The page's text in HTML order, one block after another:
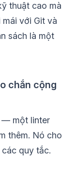
thuật cao mà
với Git và
sách là một
chắn cộng
— một linter
thêm. Nó cho
quy tắc.